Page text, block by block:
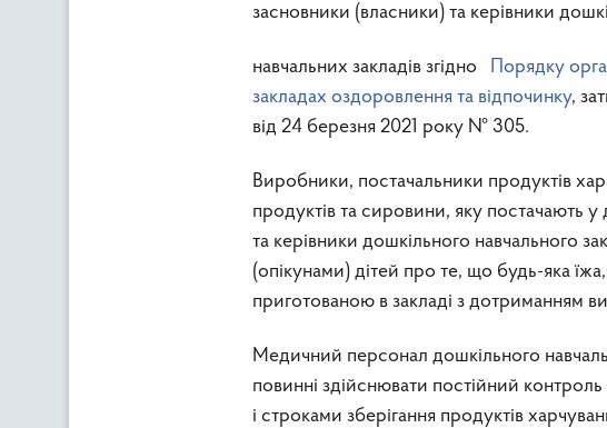
засновники (власники) та керівники
навчальних закладів згідно Порядку
закладах оздоровлення та відпочинку,
від 24 березня 2021 року № 305.
Виробники, постачальники продуктів
продуктів та сировини, яку постачають
та керівники дошкільного навчального
(опікунами) дітей про те, що будь-яка
приготованою в закладі з дотриманням
Медичний персонал дошкільного
повинні здійснювати постійний
і строками зберігання продуктів